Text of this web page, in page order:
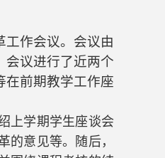
工作会议。会议由
会议进行了近两个
在前期教学工作座
上学期学生座谈会
的意见等。随后，